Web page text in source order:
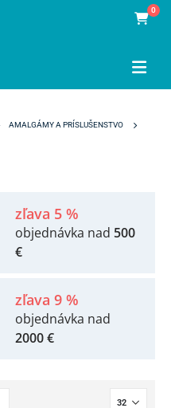
0
AMALGÁMY A PRÍSLUŠENSTVO
zľava 5 %
objednávka nad 500
€
zľava 9 %
objednávka nad
2000 €